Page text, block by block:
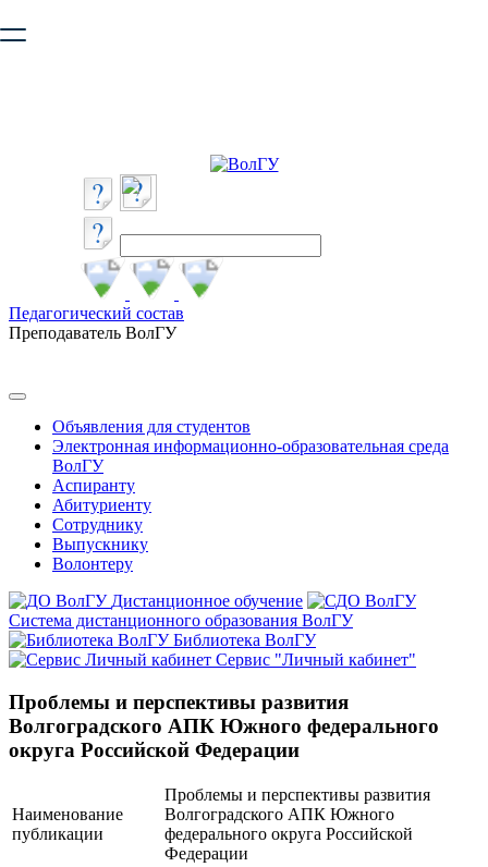
безопасную работу с сайтом. Пожалуйста
Педагогический состав
Преподаватель ВолГУ
Объявления для студентов
Электронная информационно-образовательная среда
ВолГУ
Аспиранту
Абитуриенту
Сотруднику
Выпускнику
Волонтеру
Дистанционное обучение
Система дистанционного образования ВолГУ
Библиотека ВолГУ
Сервис "Личный кабинет"
Проблемы и перспективы развития
Волгоградского АПК Южного федерального
округа Российской Федерации
Наименование
публикации
Проблемы и перспективы развития
Волгоградского АПК Южного
федерального округа Российской
Федерации